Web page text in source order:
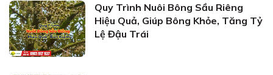
Quy Trình Nuôi Bông Sầu Riêng
Hiệu Quả, Giúp Bông Khỏe, Tăng Tỷ
Lệ Đậu Trái